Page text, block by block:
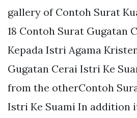
gallery of Contoh Surat
18 Contoh Surat Gugatan
Kepada Istri Agama
Gugatan Cerai Istri Ke
from the otherContoh
Istri Ke Suami In addition